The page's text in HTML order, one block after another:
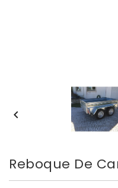

Reboque De